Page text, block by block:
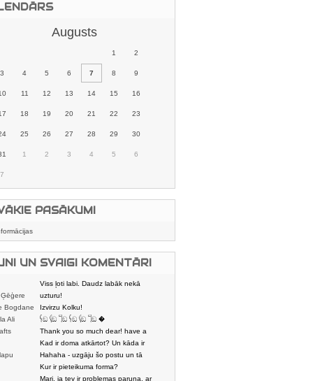
Augusts
1 2
3 4 5 6 7 8 9
11 12 13 14 15 16
18 19 20 21 22 23
25 26 27 28 29 30
1 2 3 4 5 6
7
PASĀKUMI
UN SVAIGI KOMENTĀRI
Viss ļoti labi. Daudz labāk nekā
karstmaizīšu
uzturu!
Bogdane
Izvirzu Kolku!
Ali
𓌜ඞ 𓌱ඞ 𓌏ඞ 𓌜ඞ 𓌱ඞ 𓌏ඞ �
Thank you so much dear! have a
nice day
Kad ir doma atkārtot? Un kāda ir
aptuvenā dalī
Hahaha - uzgāju šo postu un tā
sasmējos. Četr
Kur ir pieteikuma forma?
Mari, ja tev ir problemas paruna, ar